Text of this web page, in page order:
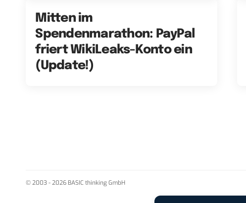
Mitten im
Spendenmarathon: PayPal
friert WikiLeaks-Konto ein
(Update!)
© 2003 - 2026 BASIC thinking GmbH